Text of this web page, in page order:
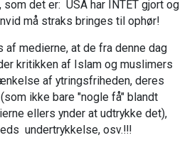
det er: USA har INTET gjort og
må straks bringes til ophør!
medierne, at de fra denne dag
kritikken af Islam og muslimers
af ytringsfriheden, deres
ikke bare "nogle få" blandt
ellers ynder at udtrykke det),
undertrykkelse, osv.!!!